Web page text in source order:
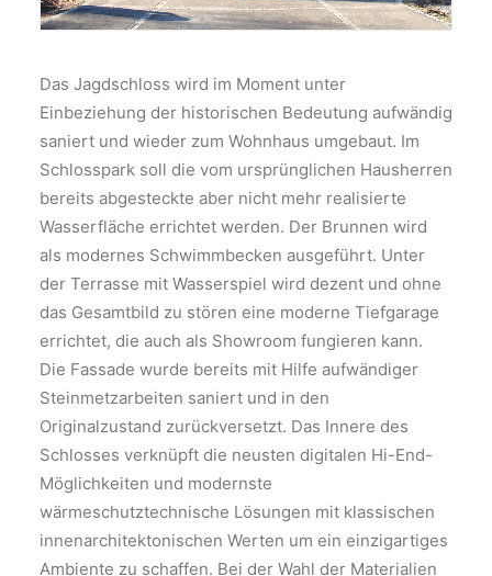
Das Jagdschloss wird im Moment unter
Einbeziehung der historischen Bedeutung aufwändig
saniert und wieder zum Wohnhaus umgebaut. Im
Schlosspark soll die vom ursprünglichen Hausherren
bereits abgesteckte aber nicht mehr realisierte
Wasserfläche errichtet werden. Der Brunnen wird
als modernes Schwimmbecken ausgeführt. Unter
der Terrasse mit Wasserspiel wird dezent und ohne
das Gesamtbild zu stören eine moderne Tiefgarage
errichtet, die auch als Showroom fungieren kann.
Die Fassade wurde bereits mit Hilfe aufwändiger
Steinmetzarbeiten saniert und in den
Originalzustand zurückversetzt. Das Innere des
Schlosses verknüpft die neusten digitalen Hi-End-
Möglichkeiten und modernste
wärmeschutztechnische Lösungen mit klassischen
innenarchitektonischen Werten um ein einzigartiges
Ambiente zu schaffen. Bei der Wahl der Materialien